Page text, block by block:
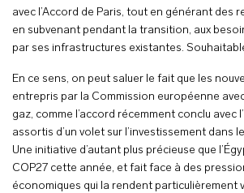
avec l’Accord de Paris, tout en générant des
en subvenant pendant la transition, aux
par ses infrastructures existantes.
En ce sens, on peut saluer le fait que les
entrepris par la Commission européenne
gaz, comme l’accord récemment conclu avec
assortis d’un volet sur l’investissement dans
Une initiative d’autant plus précieuse que
COP27 cette année, et fait face à des
économiques qui la rendent particulièrement